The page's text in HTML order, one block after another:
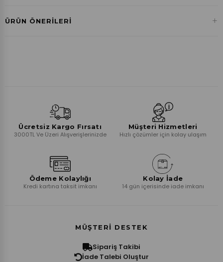
Havale ile Ödeme
ÜRÜN ÖNERILERI +
Ücretsiz Kargo Fırsatı
3000TL Ve Üzeri Alışverişlerinizde
Müşteri Hizmetleri
Hızlı çözümler için kolay ulaşım
Ödeme Kolaylığı
Kredi kartına taksit imkanı
Kolay İade
14 gün içerisinde iade imkanı
MÜŞTERI DESTEK
Sipariş Takibi
İade Talebi Oluştur